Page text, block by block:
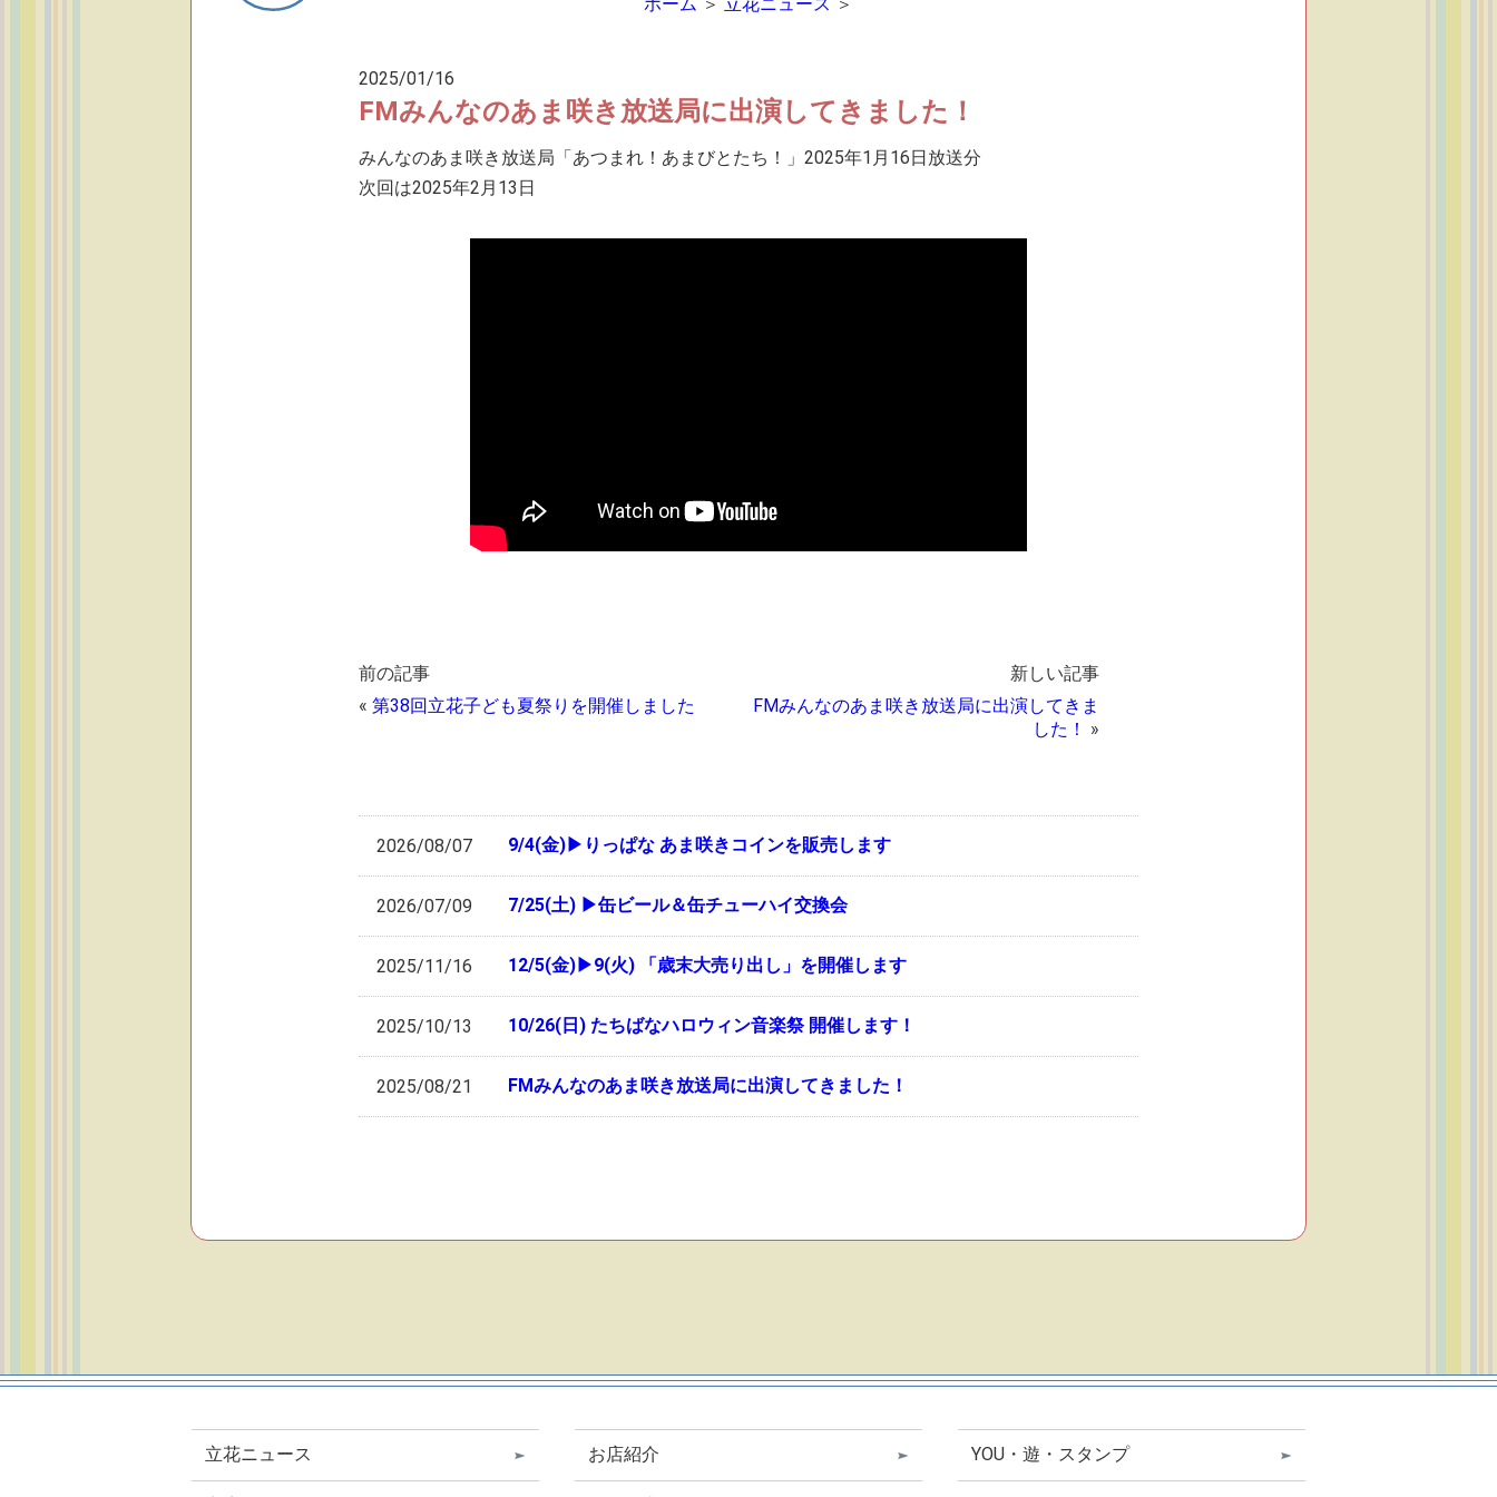
2025/01/16
FMみんなのあま咲き放送局に出演してきました！
みんなのあま咲き放送局「あつまれ！あまびとたち！」2025年1月16日放送分
次回は2025年2月13日
前の記事
« 第38回立花子ども夏祭りを開催しました
新しい記事
FMみんなのあま咲き放送局に出演してきま
した！
»
2026/08/07 9/4(金)▶りっぱな あま咲きコインを販売します
2026/07/09 7/25(土) ▶缶ビール＆缶チューハイ交換会
2025/11/16 12/5(金)▶9(火) 「歳末大売り出し」を開催します
2025/10/13 10/26(日) たちばなハロウィン音楽祭 開催します！
2025/08/21 FMみんなのあま咲き放送局に出演してきました！
立花ニュース お店紹介 YOU・遊・スタンプ